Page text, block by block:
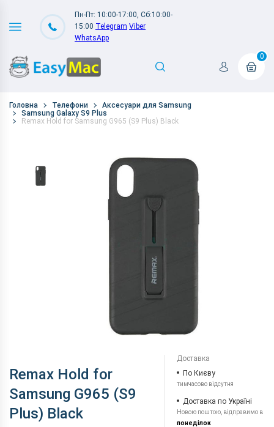
Пн-Пт: 10:00-17:00, Сб:10:00-
15:00 Telegram Viber
WhatsApp
0
Головна Телефони
Аксесуари для Samsung
Samsung Galaxy S9 Plus
Remax Hold for Samsung G965 (S9 Plus) Black
Remax Hold for
Samsung G965 (S9
Plus) Black
Доставка
По Києву
тимчасово відсутня
Доставка по Україні
Новою поштою, відправимо в
понеділок